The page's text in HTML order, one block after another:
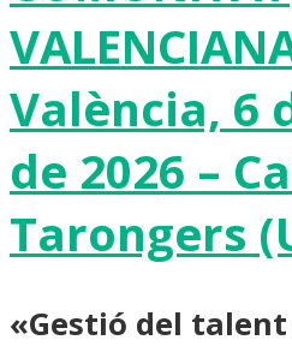
València, 6
de 2026 –
Tarongers
«Gestió del